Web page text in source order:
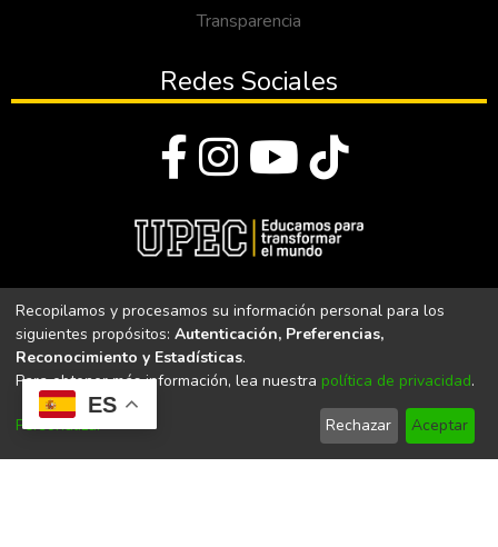
ES
Transparencia
Redes Sociales
Universidad Politécnica Estatal del Carchi
Universidad Politécnica Estatal del Carchi | Acreditada por el
CACES Resolución N°. 160-SE-33-CACES-2020
Recopilamos y procesamos su información personal para los
siguientes propósitos: Autenticación, Preferencias,
Reconocimiento y Estadísticas.
Para obtener más información, lea nuestra política de privacidad.
Personalizar Rechazar Aceptar